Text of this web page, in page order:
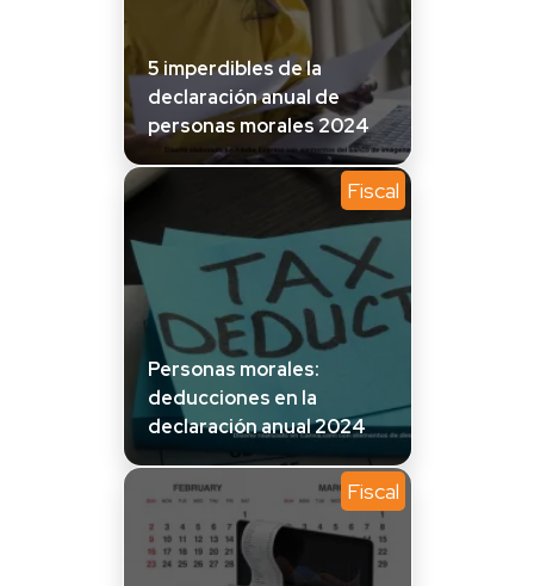
5 imperdibles de la
declaración anual de
personas morales 2024
Fiscal
Personas morales:
deducciones en la
declaración anual 2024
Fiscal